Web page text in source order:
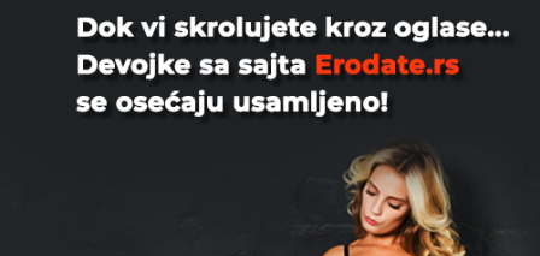
Beograd
Udata, 28
odmor Suprug samo posmatra Bez
naknada, samo cisto zadovolj...